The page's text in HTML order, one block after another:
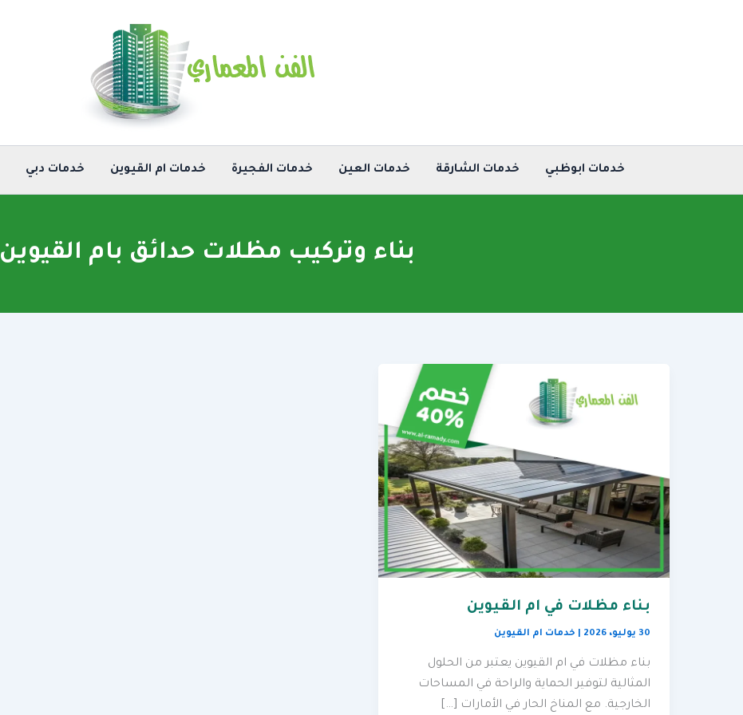
خدمات ابوظبي خدمات الشارقة خدمات العين خدمات الفجيرة خدمات ام القيوين خدمات دبي
بناء وتركيب مظلات حدائق بام القيوين
بناء مظلات في ام القيوين
30 يوليو، 2026 خدمات ام القيوين
بناء مظلات في ام القيوين يعتبر من الحلول
المثالية لتوفير الحماية والراحة في المساحات
الخارجية. مع المناخ الحار في الأمارات […]